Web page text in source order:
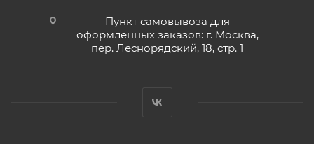
Пункт самовывоза для
оформленных заказов: г. Москва,
пер. Леснорядский, 18, стр. 1